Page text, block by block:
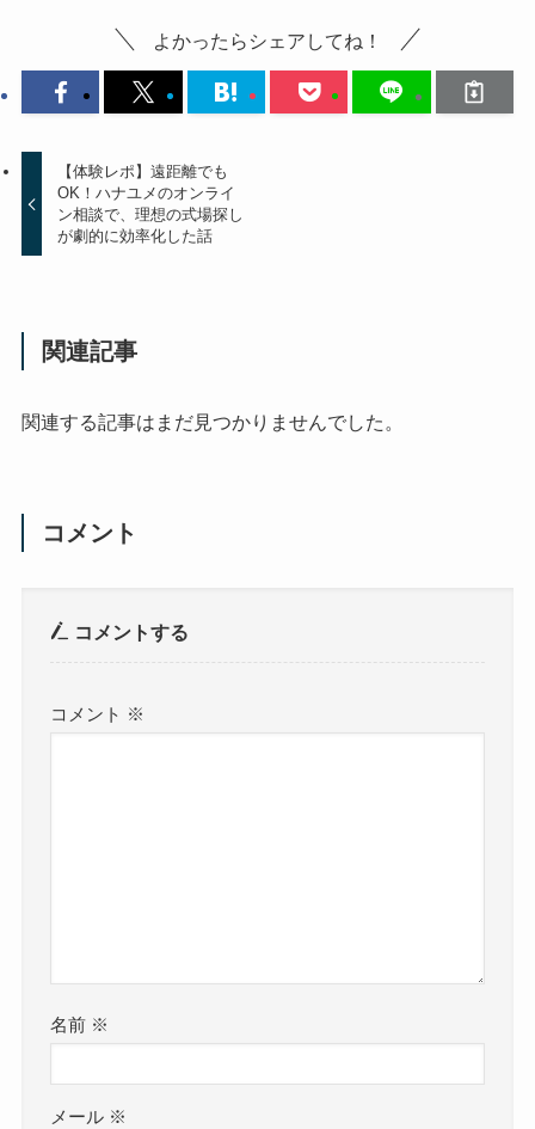
よかったらシェアしてね！
【体験レポ】遠距離でも
OK！ハナユメのオンライ
ン相談で、理想の式場探し
が劇的に効率化した話
関連記事
関連する記事はまだ見つかりませんでした。
コメント
コメントする
コメント ※
名前 ※
メール ※